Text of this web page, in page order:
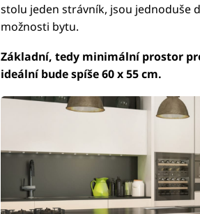
stolu jeden strávník, jsou jednoduše
možnosti bytu.
Základní, tedy minimální prostor
ideální bude spíše 60 x 55 cm.